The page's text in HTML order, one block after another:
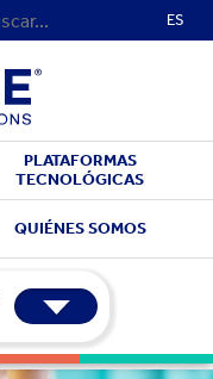
ES
PLATAFORMAS
TECNOLÓGICAS
QUIÉNES SOMOS